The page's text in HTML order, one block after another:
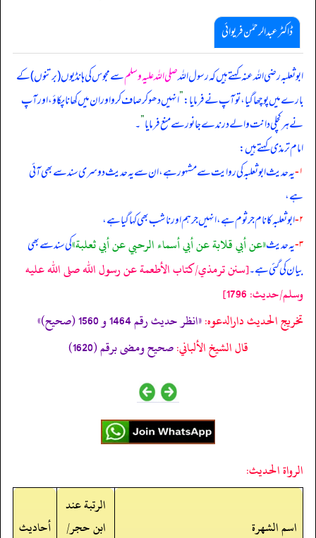
ڈاکٹر عبدالرحمٰن فریوائی
ابوثعلبہ رضی الله عنہ کہتے ہیں کہرسول اللہصلی اللہ علیہ وسلمسے مجوس کی ہانڈیوں (برتنوں) کے
بارے میں پوچھا گیا، تو آپ نے فرمایا:”انہیں دھو کر صاف کرو اور ان میں کھانا پکاؤ، اور آپ
نے ہر کچلی دانت والے درندے جانور سے منع فرمایا”۔
امام ترمذی کہتے ہیں:
۱- یہ حدیث ابوثعلبہ کی روایت سے مشہور ہے، ان سے یہ حدیث دوسری سند سے بھی آئی
ہے،
۲- ابوثعلبہ کا نام جرثوم ہے، انہیں جرہم اور ناشب بھی کہا گیا ہے،
۳- یہ حدیث«عن أبي قلابة عن أبي أسماء الرحبي عن أبي ثعلبة»کی سند سے بھی
بیان کی گئی ہے۔[سنن ترمذي/كتاب الأطعمة عن رسول الله صلى الله عليه
وسلم/حدیث: 1796]
تخریج الحدیث دارالدعوہ:«انظر حدیث رقم 1464 و 1560 (صحیح)»
قال الشيخ الألباني:صحيح ومضى برقم (1620)
الرواة الحديث:
اسم الشهرة
الرتبة عند
ابن حجر/
أحاديث